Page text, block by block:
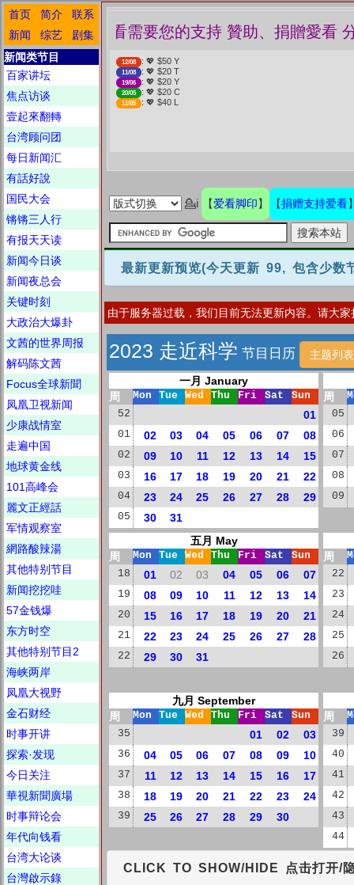
首页 简介
联系
新闻
综艺
剧集
新闻类节目
百家讲坛
焦点访谈
壹起來翻轉
台湾顾问团
每日新闻汇
有話好說
国民大会
锵锵三人行
有报天天读
新闻今日谈
新闻夜总会
关键时刻
大政治大爆卦
文茜的世界周报
解码陈文茜
Focus全球新聞
凤凰卫视新闻
少康战情室
走遍中国
地球黄金线
101高峰会
麗文正經話
军情观察室
網路酸辣湯
其他特别节目
新闻挖挖哇
57金钱爆
东方时空
其他特别节目2
海峡两岸
凤凰大视野
金石财经
时事开讲
探索·发现
今日关注
華視新聞廣場
时事辩论会
年代向钱看
台湾大论谈
台灣啟示錄
❤️ 愛看需要您的支持 贊助、捐贈愛
12/08 : 💖 $50 Y
11/08 : 💖 $20 T
19/06 : 💖 $20 Y
20/05 : 💖 $20 C
11/05 : 💖 $40 L
💁ℹ 【爱看脚印】 【捐赠支持爱看
最新更新预览(今天更新 99, 包含少数
由于服务器过载，我们目前无法更新内容。请大
2023 走近科学 节目日历 主题列表
一月 January
周
Mon Tue Wed Thu Fri Sat
Sun
52
01
01 02 03 04 05 06 07 08
02 09 10 11 12 13 14 15
03 16 17 18 19 20 21 22
04 23 24 25 26 27 28 29
05 30 31
周
05
06
07
08
09
五月 May
周
Mon Tue Wed Thu Fri Sat
Sun
18
01 02 03 04 05 06 07
19 08 09 10 11 12 13 14
20 15 16 17 18 19 20 21
21 22 23 24 25 26 27 28
22 29 30 31
周
22
23
24
25
26
九月 September
周
Mon Tue Wed Thu Fri Sat
Sun
35
01 02 03
36 04 05 06 07 08 09 10
37 11 12 13 14 15 16 17
38 18 19 20 21 22 23 24
39 25 26 27 28 29 30
周
39
40
41
42
43
44
CLICK TO SHOW/HIDE 点击打开/